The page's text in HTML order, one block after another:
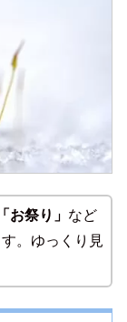
お祭り」 など
。ゆっくり見